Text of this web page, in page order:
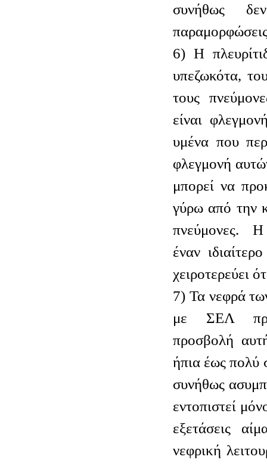
συνήθως
6) Η
υπεζωκότα,
τους
είναι
υμένα που
φλεγμονή
μπορεί να
γύρω από την
πνεύμονες. Η
έναν
χειροτερεύει
7) Τα νεφρά
με ΣΕΛ
προσβολή
ήπια έως πολύ
συνήθως
εντοπιστεί
εξετάσεις
νεφρική